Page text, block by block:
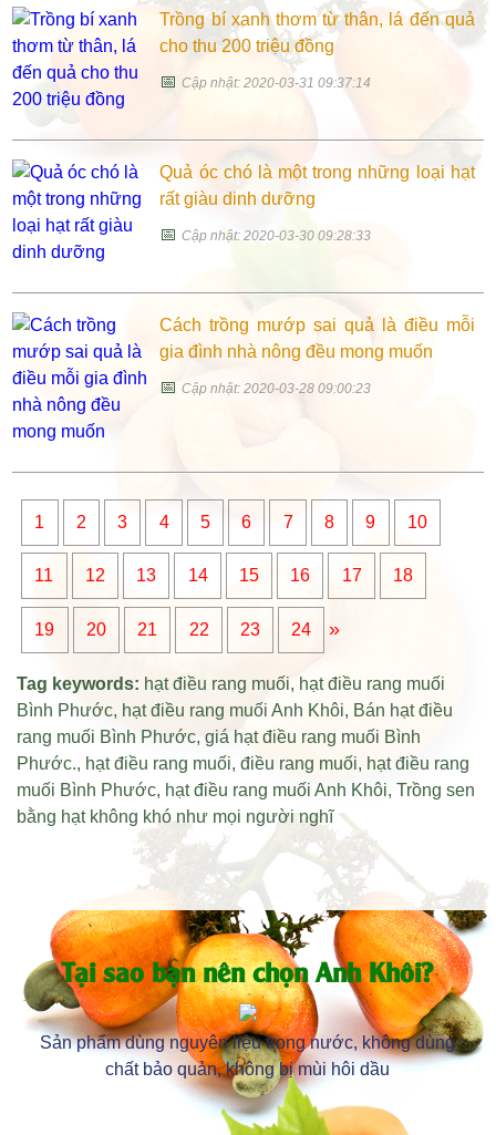
Trồng bí xanh thơm từ thân, lá đến quả
cho thu 200 triệu đồng
📅Cập nhật: 2020-03-31 09:37:14
Quả óc chó là một trong những loại hạt
rất giàu dinh dưỡng
📅Cập nhật: 2020-03-30 09:28:33
Cách trồng mướp sai quả là điều mỗi
gia đình nhà nông đều mong muốn
📅Cập nhật: 2020-03-28 09:00:23
1 2 3 4 5 6 7 8 9 10
11 12 13 14 15 16 17 18
19 20 21 22 23 24 »
Tag keywords: hạt điều rang muối, hạt điều rang muối
Bình Phước, hạt điều rang muối Anh Khôi, Bán hạt điều
rang muối Bình Phước,giá hạt điều rang muối Bình
Phước., hạt điều rang muối,điều rang muối, hạt điều rang
muối Bình Phước, hạt điều rang muối Anh Khôi,Trồng sen
bằng hạt không khó như mọi người nghĩ
Tại sao bạn nên chọn Anh Khôi?
Sản phẩm dùng nguyên liệu trong nước, không dùng
chất bảo quản, không bị mùi hôi dầu